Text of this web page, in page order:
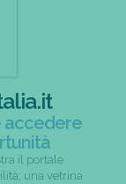
accedere
il portale
una vetrina